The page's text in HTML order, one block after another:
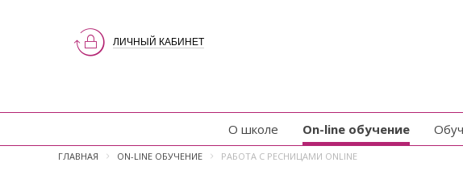
ЛИЧНЫЙ КАБИНЕТ
О школе On-line обучение
ГЛАВНАЯ ON-LINE ОБУЧЕНИЕ РАБОТА С РЕСНИЦАМИ ONLINE